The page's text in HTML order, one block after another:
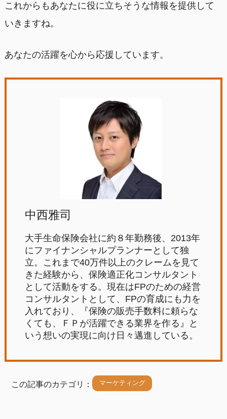
これからもあなたに役に立ちそうな情報を提供して
いきますね。
あなたの活躍を心から応援しています。
中西雅司
大手生命保険会社に約８年勤務後、2013年
にファイナンシャルプランナーとして独
立。これまで40万件以上のクレームを見て
きた経験から、保険適正化コンサルタント
として活動をする。現在はFPのための経営
コンサルタントとして、FPの育成にも力を
入れており、『保険の販売手数料に頼らな
くても、ＦＰが活躍できる業界を作る』と
いう想いの実現に向け日々邁進している。
この記事のカテゴリ： マーケティング